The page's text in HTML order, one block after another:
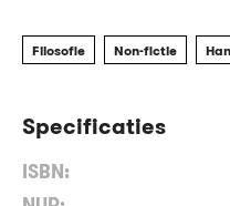
Filosofie Non-fictie
Specificaties
ISBN: